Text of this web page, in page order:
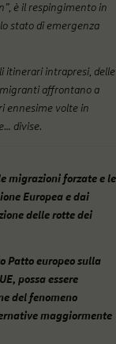
è il respingimento in
stato di emergenza
itinerari intrapresi, delle
migranti affrontano a
ennesime volte in
divise.
migrazioni forzate e le
Europea e dai
delle rotte dei
Patto europeo sulla
possa essere
del fenomeno
maggiormente